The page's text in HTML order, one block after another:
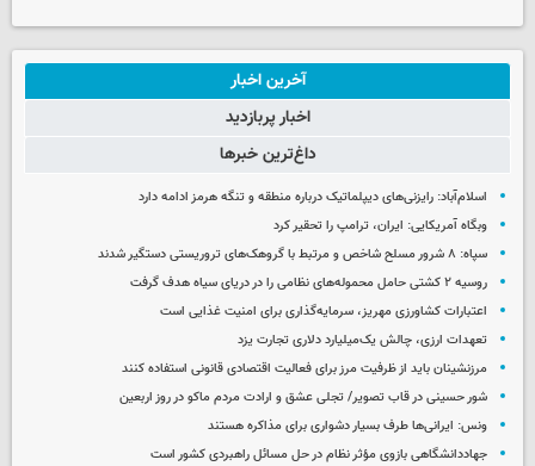
آخرین اخبار
اخبار پربازدید
داغ‌ترین خبرها
اسلام‌آباد: رایزنی‌های دیپلماتیک درباره منطقه و تنگه هرمز ادامه دارد
وبگاه آمریکایی: ایران، ترامپ را تحقیر کرد
سپاه: ۸ شرور مسلح شاخص و مرتبط با گروهک‌های تروریستی دستگیر شدند
روسیه ۲ کشتی حامل محموله‌های نظامی را در دریای سیاه هدف گرفت
اعتبارات کشاورزی مهریز، سرمایه‌گذاری برای امنیت غذایی است
تعهدات ارزی، چالش یک‌میلیارد دلاری تجارت یزد
مرزنشینان باید از ظرفیت مرز برای فعالیت اقتصادی قانونی استفاده کنند
شور حسینی در قاب تصویر/ تجلی عشق و ارادت مردم ماکو در روز اربعین
ونس: ایرانی‌ها طرف بسیار دشواری برای مذاکره هستند
جهاددانشگاهی بازوی مؤثر نظام در حل مسائل راهبردی کشور است